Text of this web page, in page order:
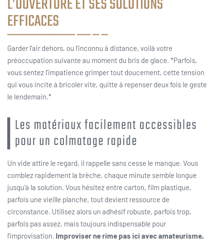
EFFICACES
Garder l’air dehors, ou l’inconnu à distance, voilà votre
préoccupation suivante au moment du bris de glace. *Parfois,
vous sentez l’impatience grimper tout doucement, cette tension
qui vous incite à bricoler vite, quitte à repenser deux fois le geste
le lendemain.*
Les matériaux facilement accessibles
pour un colmatage rapide
Un vide attire le regard, il rappelle sans cesse le manque. Vous
comblez rapidement la brèche, chaque minute semble longue
jusqu’à la solution. Vous hésitez entre carton, film plastique,
parfois une vieille planche, tout devient ressource de
circonstance. Utilisez alors un adhésif robuste, parfois trop,
parfois pas assez, mais toujours indispensable pour
l’improvisation. Improviser ne rime pas ici avec amateurisme,